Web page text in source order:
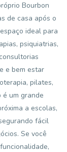
Bourbon
de casa após o
ideal para
psiquiatrias,
e bem estar
pilates,
um grande
a escolas,
fácil
Se você